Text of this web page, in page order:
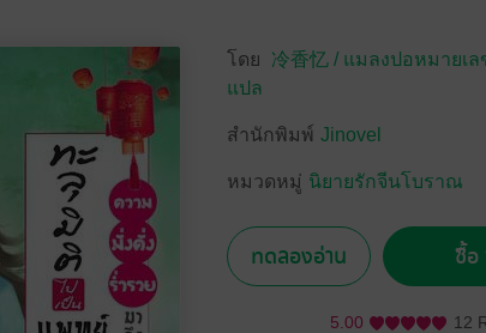
โดย 冷香忆 / แมลงปอหมายเ
แปล
สำนักพิมพ์ Jinovel
หมวดหมู่ นิยายรักจีนโบราณ
ทดลองอ่าน ซื้อ
5.00 12